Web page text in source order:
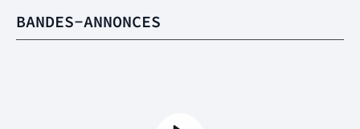
BANDES-ANNONCES